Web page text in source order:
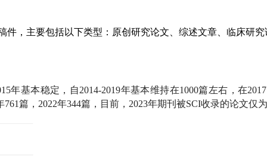
件，主要包括以下类型：原创研究论文、综述文章、临床研
年基本稳定，自2014-2019年基本维持在1000篇左右，在
篇，2022年344篇，目前，2023年期刊被SCI收录的论文仅